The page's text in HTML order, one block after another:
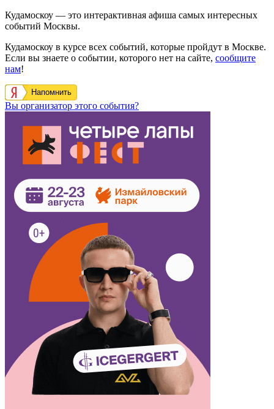
Кудамоскоу — это интерактивная афиша самых интересных
событий Москвы.
Кудамоскоу в курсе всех событий, которые пройдут в Москве.
Если вы знаете о событии, которого нет на сайте, сообщите
нам!
Напомнить
Вы организатор этого события?